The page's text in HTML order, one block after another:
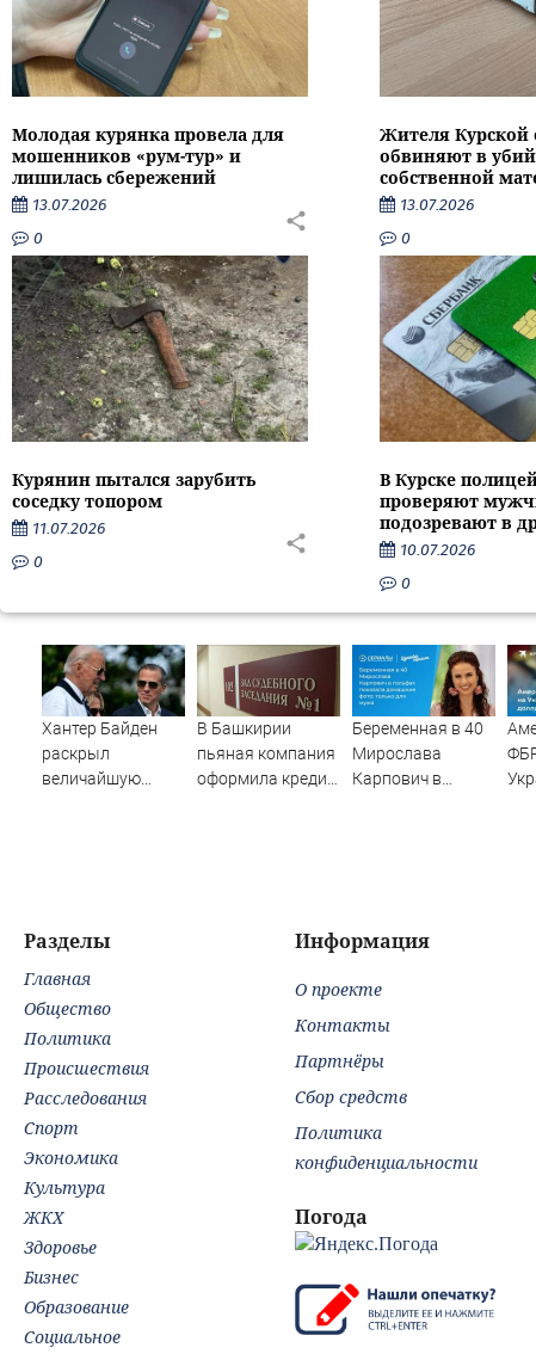
Молодая курянка провела для
мошенников «рум-тур» и
лишилась сбережений
13.07.2026
0
Жителя Курской
обвиняют в
собственной
13.07.2026
0
Курянин пытался зарубить
соседку топором
11.07.2026
0
В Курске
проверяют
подозревают в
10.07.2026
0
Хантер Байден
раскрыл
величайшую
В Башкирии
пьяная компания
оформила кредит
Беременная в 40
Мирослава
Карпович в
Разделы
Главная
Общество
Политика
Происшествия
Расследования
Спорт
Экономика
Культура
ЖКХ
Здоровье
Бизнес
Образование
Социальное
Информация
О проекте
Контакты
Партнёры
Сбор средств
Политика
конфиденциальности
Погода